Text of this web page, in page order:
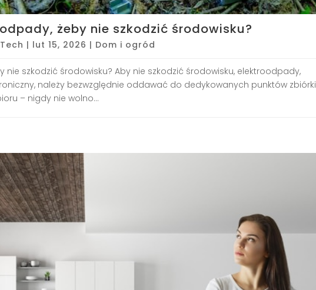
żeby nie szkodzić środowisku?
| lut 15, 2026 | Dom i ogród
nie szkodzić środowisku? Aby nie szkodzić środowisku, elektroodpady,
należy bezwzględnie oddawać do dedykowanych punktów zbiórki
– nigdy nie wolno...